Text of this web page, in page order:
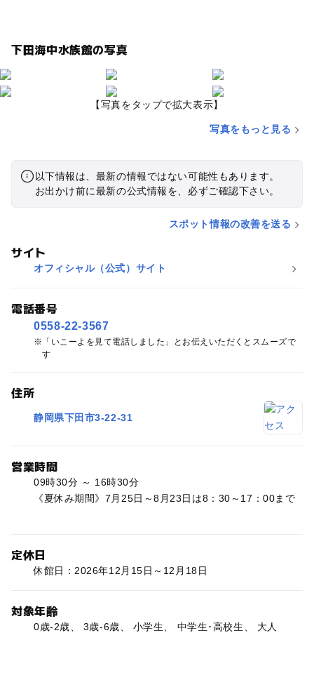
下田海中水族館の写真
【写真をタップで拡大表示】
写真をもっと見る
以下情報は、最新の情報ではない可能性もあります。
お出かけ前に最新の公式情報を、必ずご確認下さい。
スポット情報の改善を送る
サイト
オフィシャル（公式）サイト
電話番号
0558-22-3567
「いこーよを見て電話しました」とお伝えいただくとスムーズで
す
住所
静岡県下田市3-22-31
営業時間
09時30分 ～ 16時30分
《夏休み期間》7月25日～8月23日は8：30～17：00まで
定休日
休館日：2026年12月15日～12月18日
対象年齢
0歳-2歳、 3歳-6歳、 小学生、 中学生･高校生、 大人